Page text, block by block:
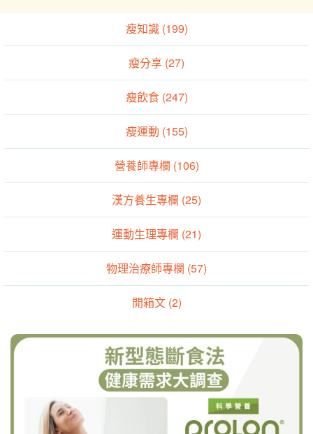
瘦知識 (199)
瘦分享 (27)
瘦飲食 (247)
瘦運動 (155)
營養師專欄 (106)
漢方養生專欄 (25)
運動生理專欄 (21)
物理治療師專欄 (57)
開箱文 (2)